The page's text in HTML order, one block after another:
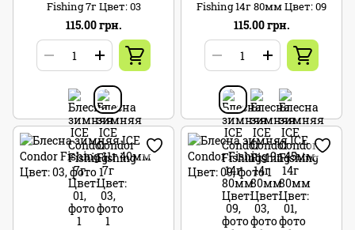
Fishing 7г Цвет: 03
115.00 грн.
Fishing 14г 80мм Цвет: 09
115.00 грн.